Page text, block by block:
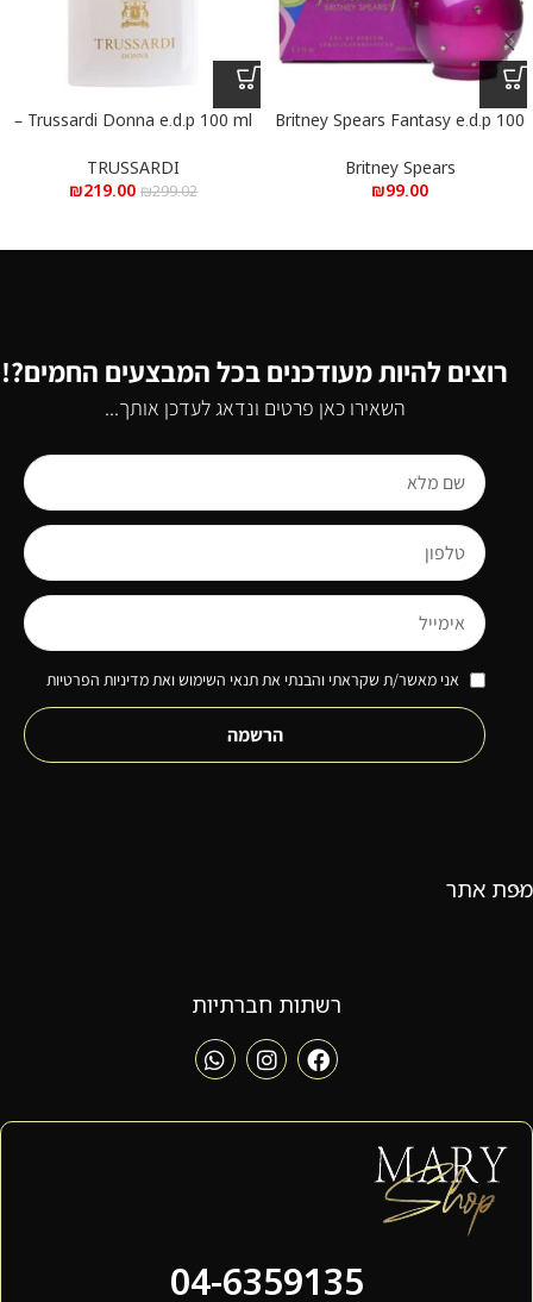
Britney Spears Fantasy e.d.p 100
מ”ל
Britney Spears
₪99.00
Trussardi Donna e.d.p 100 ml –
TRUSSARDI
₪299.02
₪219.00
רוצים להיות מעודכנים בכל המבצעים החמים?!
השאירו כאן פרטים ונדאג לעדכן אותך...
אני מאשר/ת שקראתי והבנתי את תנאי השימוש ואת מדיניות הפרטיות
הרשמה
מפת אתר
רשתות חברתיות
04-6359135